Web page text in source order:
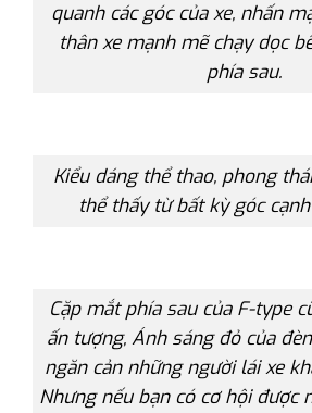
quanh các góc của xe, nhấn
thân xe mạnh mẽ chạy dọc
phía sau.
Kiểu dáng thể thao, phong
thể thấy từ bất kỳ góc
Cặp mắt phía sau của F-type
ấn tượng, Ánh sáng đỏ của
ngăn cản những người lái xe
Nhưng nếu bạn có cơ hội được